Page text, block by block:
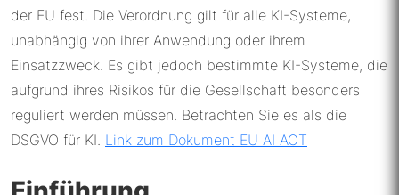
der EU fest. Die Verordnung gilt für alle KI-Systeme,
unabhängig von ihrer Anwendung oder ihrem
Einsatzzweck. Es gibt jedoch bestimmte KI-Systeme, die
aufgrund ihres Risikos für die Gesellschaft besonders
reguliert werden müssen. Betrachten Sie es als die
DSGVO für KI. Link zum Dokument EU AI ACT